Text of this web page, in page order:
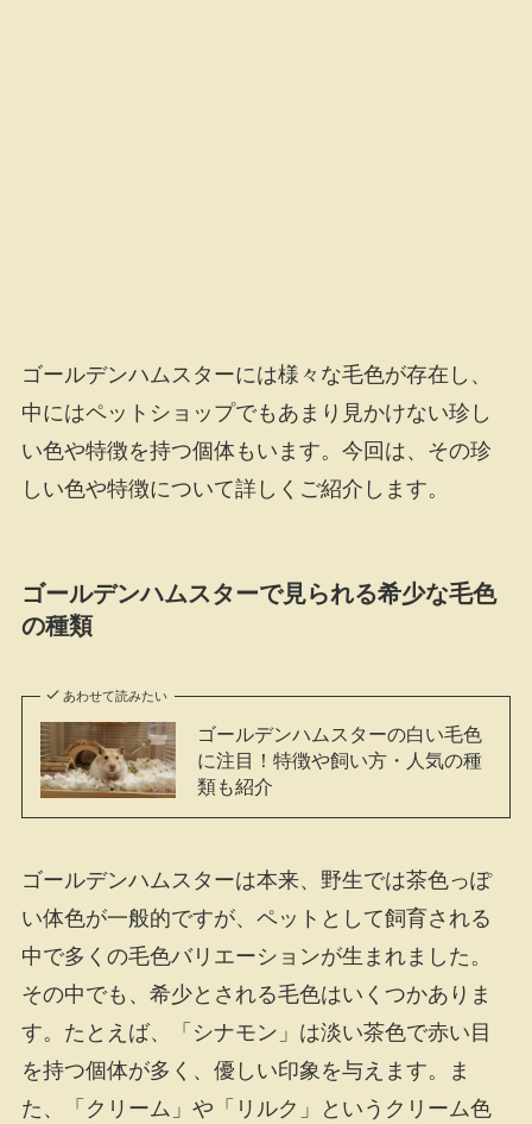
ゴールデンハムスターには様々な毛色が存在し、
中にはペットショップでもあまり見かけない珍し
い色や特徴を持つ個体もいます。今回は、その珍
しい色や特徴について詳しくご紹介します。
ゴールデンハムスターで見られる希少な毛色
の種類
あわせて読みたい
ゴールデンハムスターの白い毛色
に注目！特徴や飼い方・人気の種
類も紹介
ゴールデンハムスターは本来、野生では茶色っぽ
い体色が一般的ですが、ペットとして飼育される
中で多くの毛色バリエーションが生まれました。
その中でも、希少とされる毛色はいくつかありま
す。たとえば、「シナモン」は淡い茶色で赤い目
を持つ個体が多く、優しい印象を与えます。ま
た、「クリーム」や「リルク」というクリーム色